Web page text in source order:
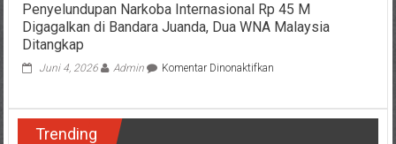
Penyelundupan Narkoba Internasional Rp 45 M
Digagalkan di Bandara Juanda, Dua WNA Malaysia
Ditangkap
Juni 4, 2026 Admin Komentar Dinonaktifkanpada
Trending